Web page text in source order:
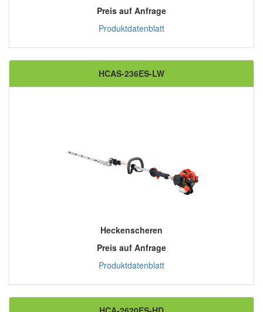
Preis auf Anfrage
Produktdatenblatt
HCAS-236ES-LW
Heckenscheren
Preis auf Anfrage
Produktdatenblatt